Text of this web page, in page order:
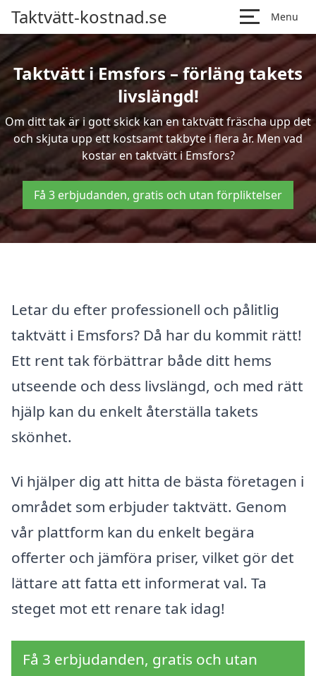
Taktvätt-kostnad.se Menu
Taktvätt i Emsfors – förläng takets
livslängd!
Om ditt tak är i gott skick kan en taktvätt fräscha upp det
och skjuta upp ett kostsamt takbyte i flera år. Men vad
kostar en taktvätt i Emsfors?
Få 3 erbjudanden, gratis och utan förpliktelser
Letar du efter professionell och pålitlig
taktvätt i Emsfors? Då har du kommit rätt!
Ett rent tak förbättrar både ditt hems
utseende och dess livslängd, och med rätt
hjälp kan du enkelt återställa takets
skönhet.
Vi hjälper dig att hitta de bästa företagen i
området som erbjuder taktvätt. Genom
vår plattform kan du enkelt begära
offerter och jämföra priser, vilket gör det
lättare att fatta ett informerat val. Ta
steget mot ett renare tak idag!
Få 3 erbjudanden, gratis och utan